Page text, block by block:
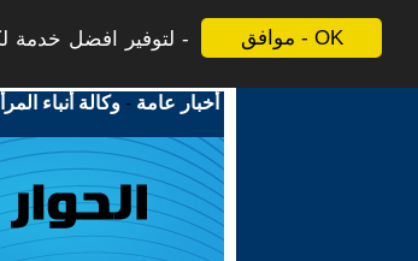
موافق - OK
لتوفير افضل خدمة
أخبار عامة -وكالة أنباء